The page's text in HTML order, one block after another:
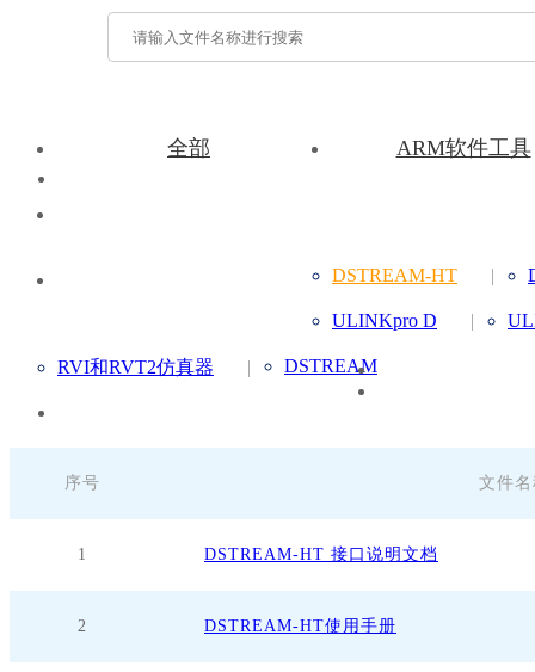
全部 ARM软件工具
DSTREAM-HT |
ULINKpro D |
RVI和RVT2仿真器 | DSTREAM
序号 文件
1 DSTREAM-HT 接口说明文档
2 DSTREAM-HT使用手册